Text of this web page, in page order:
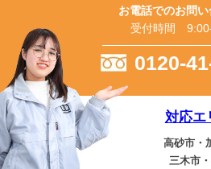
お電話でのお問
受付時間
0120-
対応エ
高砂市・
三木市